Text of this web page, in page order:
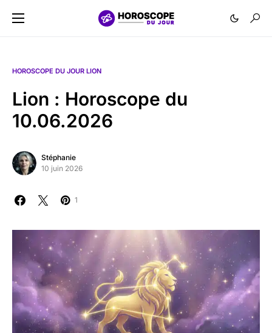
HOROSCOPE DU JOUR LION
Lion : Horoscope du
10.06.2026
Stéphanie
10 juin 2026
1